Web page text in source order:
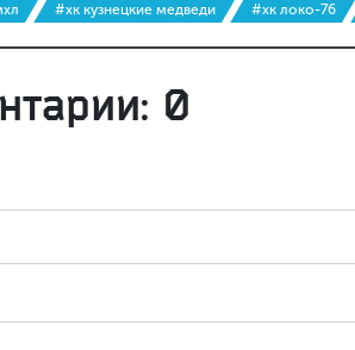
#хк кузнецкие медведи #хк локо-76
0